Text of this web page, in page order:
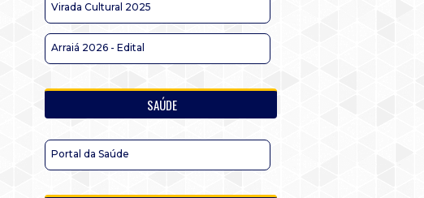
Virada Cultural 2025
Arraiá 2026 - Edital
SAÚDE
Portal da Saúde